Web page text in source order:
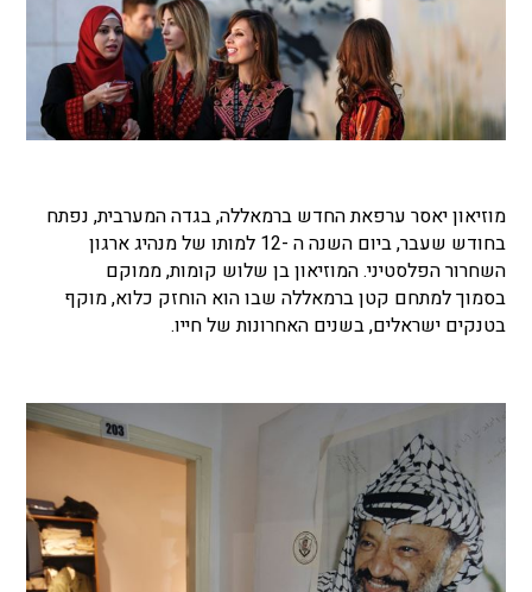
מוזיאון יאסר ערפאת החדש ברמאללה, בגדה המערבית, נפתח
בחודש שעבר, ביום השנה ה -12 למותו של מנהיג ארגון
השחרור הפלסטיני. המוזיאון בן שלוש קומות, ממוקם
בסמוך למתחם קטן ברמאללה שבו הוא הוחזק כלוא, מוקף
בטנקים ישראלים, בשנים האחרונות של חייו.